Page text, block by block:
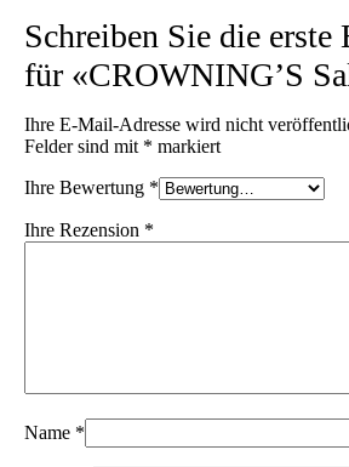
Schreiben Sie die erste
für «CROWNING’S
Ihre E-Mail-Adresse wird nicht
Felder sind mit * markiert
Ihre Bewertung *
Ihre Rezension *
Name *